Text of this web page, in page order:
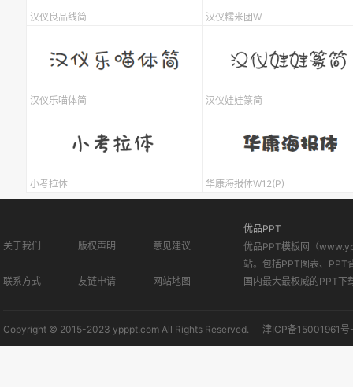
汉仪良品线简 汉仪糯米团W
汉仪乐喵体简 汉仪娃娃篆简
小考拉体 华康海报体W12(P)
关于我们 版权声明 意见建议
联系方式 友链申请 网站地图
优品PPT
优品PPT模板网（
站。包括PPT图表、PPT
国内最大最权威的PPT下
Copyright © 2015-2023 ypppt.com All Rights Reserved. 津ICP备15001961号